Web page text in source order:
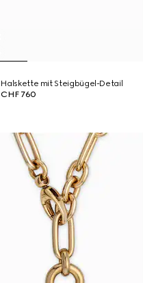
Halskette mit Steigbügel-Detail
CHF 760